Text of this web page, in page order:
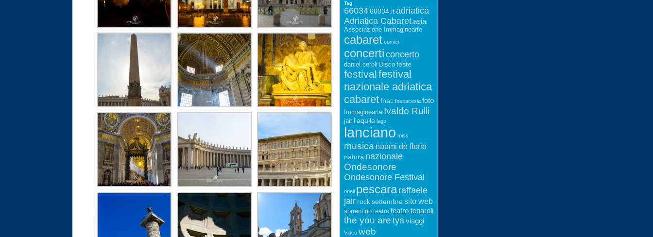
Tag
66034 66034.it adriatica
Adriatica Cabaret asia
Associazione Immaginearte
cabaret comici
concerti concerto
daniel ceroli Disco feste
festivalfestival
nazionale adriatica
cabaret fnac fossacesia foto
Immaginearte Ivaldo Rulli
jair l'aquila lago
lanciano miss
musica naomi de florio
natura nazionale
Ondesonore
Ondesonore Festival
oneil pescara raffaele
jair rock settembre sito web
sorrentino teatro teatro fenaroli
the you are tya viaggi
Video web